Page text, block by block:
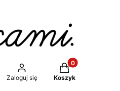
wyszukiwarkę
Zaloguj się
Produkty w
Koszyk